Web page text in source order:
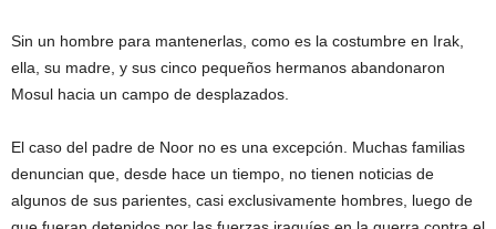
Sin un hombre para mantenerlas, como es la costumbre en Irak,
ella, su madre, y sus cinco pequeños hermanos abandonaron
Mosul hacia un campo de desplazados.
El caso del padre de Noor no es una excepción. Muchas familias
denuncian que, desde hace un tiempo, no tienen noticias de
algunos de sus parientes, casi exclusivamente hombres, luego de